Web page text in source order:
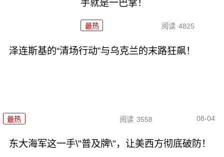
手就是一巴掌！
最热 阅读 4825
泽连斯基的“清场行动”与乌克兰的末路狂飙！
最热 阅读 3558 08-04
东大海军这一手\"普及牌\"，让美西方彻底破防！